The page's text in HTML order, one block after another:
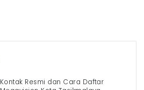
Kontak Resmi dan Cara Daftar